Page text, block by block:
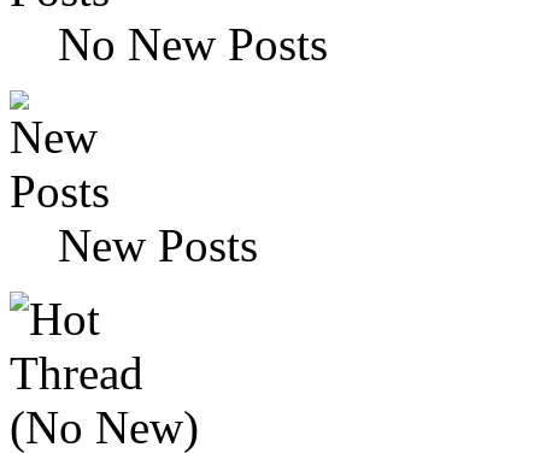
No New Posts
New Posts